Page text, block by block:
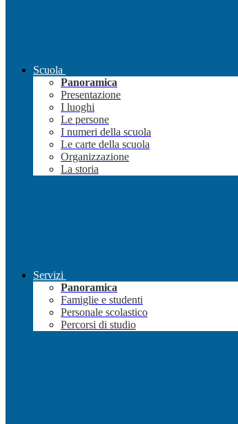
Scuola
Panoramica
Presentazione
I luoghi
Le persone
I numeri della scuola
Le carte della scuola
Organizzazione
La storia
Servizi
Panoramica
Famiglie e studenti
Personale scolastico
Percorsi di studio